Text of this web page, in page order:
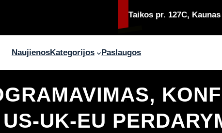
Taikos pr. 127C, Kaunas
NaujienosKategorijos Paslaugos
UK-EU